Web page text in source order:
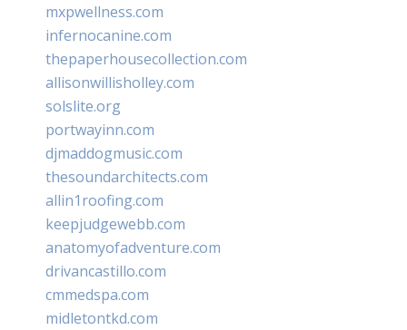
mxpwellness.com
infernocanine.com
thepaperhousecollection.com
allisonwillisholley.com
solslite.org
portwayinn.com
djmaddogmusic.com
thesoundarchitects.com
allin1roofing.com
keepjudgewebb.com
anatomyofadventure.com
drivancastillo.com
cmmedspa.com
midletontkd.com